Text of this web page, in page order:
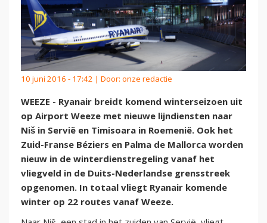
10 juni 2016 - 17:42 | Door: onze redactie
WEEZE - Ryanair breidt komend winterseizoen uit
op Airport Weeze met nieuwe lijndiensten naar
Niš in Servië en Timisoara in Roemenië. Ook het
Zuid-Franse Béziers en Palma de Mallorca worden
nieuw in de winterdienstregeling vanaf het
vliegveld in de Duits-Nederlandse grensstreek
opgenomen. In totaal vliegt Ryanair komende
winter op 22 routes vanaf Weeze.